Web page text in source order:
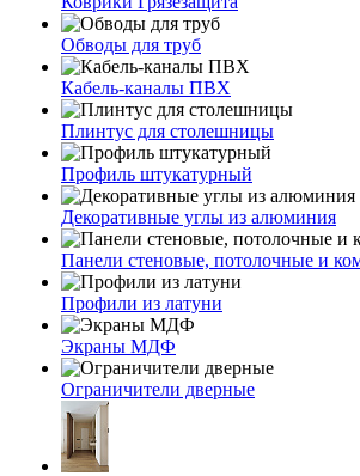
Обводы для труб
Кабель-каналы ПВХ
Плинтус для столешницы
Профиль штукатурный
Декоративные углы из алюминия
Панели стеновые, потолочные и
Профили из латуни
Экраны МДФ
Ограничители дверные